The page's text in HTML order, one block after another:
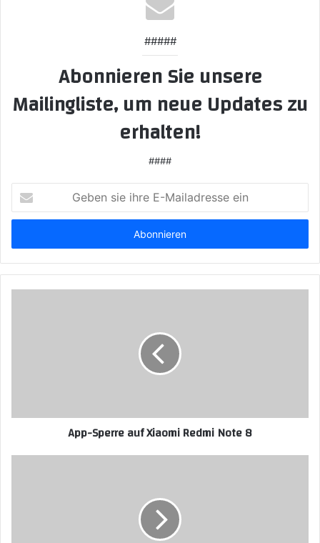
#####
Abonnieren Sie unsere
Mailingliste, um neue Updates zu
erhalten!
####
sie
ihre
Mailadresse
ein
App-Sperre auf Xiaomi Redmi Note 8